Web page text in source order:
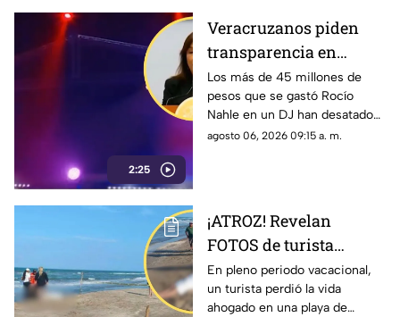
2:25
Veracruzanos piden
transparencia en
Festival del Mar;
acusan que Rocío
Nahle usa eventos
como distractores
Los más de 45 millones de
pesos que se gastó Rocío
Nahle en un DJ han desatado
inconformidad entre los
agosto 06, 2026 09:15 a. m.
¡ATROZ! Revelan
FOTOS de turista
ahogado en playa
Cazones de Veracruz
En pleno periodo vacacional,
un turista perdió la vida
ahogado en una playa de